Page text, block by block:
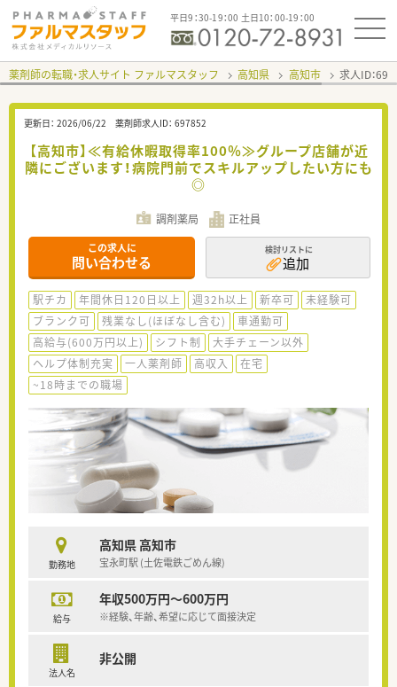
平日9：30-19：00 土日10：00-19：00
薬剤師の転職・求人サイト ファルマスタッフ 高知県 高知市 求人ID：
更新日： 2026/06/22 薬剤師求人ID： 697852
【高知市】≪有給休暇取得率100％≫グループ店舗が近
隣にございます！病院門前でスキルアップしたい方にも
◎
調剤薬局 正社員
この求人に
問い合わせる
検討リストに
追加
駅チカ 年間休日120日以上 週32h以上 新卒可
未経験可
ブランク可
残業なし(ほぼなし含む)
車通勤可
高給与(600万円以上)
シフト制
大手チェーン以外
ヘルプ体制充実
一人薬剤師 高収入
在宅
~18時までの職場
勤務地
高知県 高知市
宝永町駅 (土佐電鉄ごめん線)
給与
年収500万円～600万円
※経験、年齢、希望に応じて面接決定
法人名
非公開